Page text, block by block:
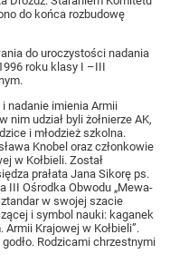
do końca rozbudowę
do uroczystości nadania
roku klasy I –III
nadanie imienia Armii
nim udział byli żołnierze AK,
i młodzież szkolna.
Knobel oraz członkowie
w Kołbieli. Został
prałata Jana Sikorę ps.
III Ośrodka Obwodu „Mewa-
w swojej szacie
i symbol nauki: kaganek
Krajowej w Kołbieli”.
Rodzicami chrzestnymi